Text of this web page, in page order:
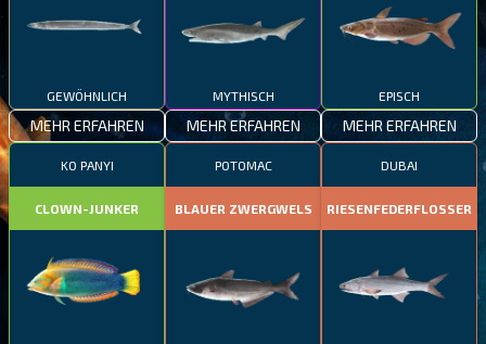
GEWÖHNLICH
MEHR ERFAHREN
MYTHISCH
MEHR ERFAHREN
EPISCH
MEHR ERFAHREN
KO PANYI
CLOWN-JUNKER
POTOMAC
BLAUER ZWERGWELS
DUBAI
RIESENFEDERFLOSSER